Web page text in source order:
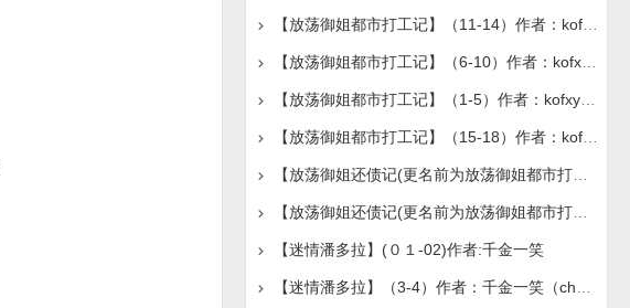
【放荡御姐都市打工记】（11-14）作者：kofxyz11
【放荡御姐都市打工记】（6-10）作者：kofxyz11
【放荡御姐都市打工记】（1-5）作者：kofxyz11
【放荡御姐都市打工记】（15-18）作者：kofxyz11
【放荡御姐还债记(更名前为放荡御姐都市打工记)】（19）作
【放荡御姐还债记(更名前为放荡御姐都市打工记)】（20）作
【迷情潘多拉】(０１-02)作者:千金一笑